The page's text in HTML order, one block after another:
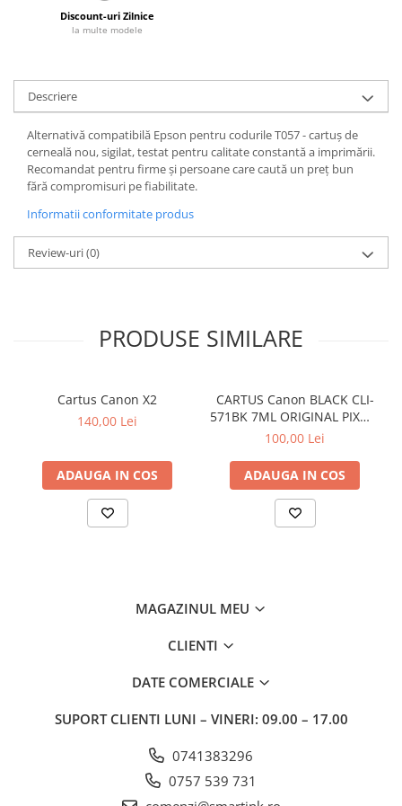
Discount-uri Zilnice
la multe modele
Descriere
Alternativă compatibilă Epson pentru codurile T057 - cartuș de
cerneală nou, sigilat, testat pentru calitate constantă a imprimării.
Recomandat pentru firme și persoane care caută un preț bun
fără compromisuri pe fiabilitate.
Informatii conformitate produs
Review-uri(0)
PRODUSE SIMILARE
Cartus Canon X2
140,00 Lei
ADAUGA IN COS
CARTUS Canon BLACK CLI-
571BK 7ML ORIGINAL PIXMA
MG6850
100,00 Lei
ADAUGA IN COS
MAGAZINUL MEU
CLIENTI
DATE COMERCIALE
SUPORT CLIENTI LUNI – VINERI: 09.00 – 17.00
0741383296
0757 539 731